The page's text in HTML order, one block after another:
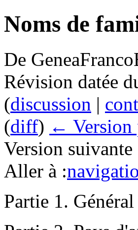
Noms de
De
Révision datée
(discussion |
(diff) ← Version
Version
Aller à :
Partie 1.